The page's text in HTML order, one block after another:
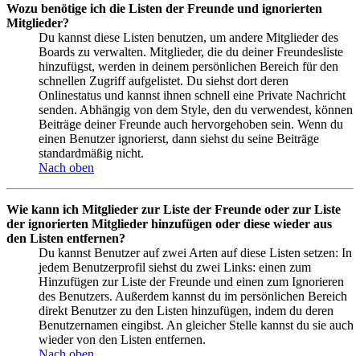
Wozu benötige ich die Listen der Freunde und ignorierten
Mitglieder?
Du kannst diese Listen benutzen, um andere Mitglieder des
Boards zu verwalten. Mitglieder, die du deiner Freundesliste
hinzufügst, werden in deinem persönlichen Bereich für den
schnellen Zugriff aufgelistet. Du siehst dort deren
Onlinestatus und kannst ihnen schnell eine Private Nachricht
senden. Abhängig von dem Style, den du verwendest, können
Beiträge deiner Freunde auch hervorgehoben sein. Wenn du
einen Benutzer ignorierst, dann siehst du seine Beiträge
standardmäßig nicht.
Nach oben
Wie kann ich Mitglieder zur Liste der Freunde oder zur Liste
der ignorierten Mitglieder hinzufügen oder diese wieder aus
den Listen entfernen?
Du kannst Benutzer auf zwei Arten auf diese Listen setzen: In
jedem Benutzerprofil siehst du zwei Links: einen zum
Hinzufügen zur Liste der Freunde und einen zum Ignorieren
des Benutzers. Außerdem kannst du im persönlichen Bereich
direkt Benutzer zu den Listen hinzufügen, indem du deren
Benutzernamen eingibst. An gleicher Stelle kannst du sie auch
wieder von den Listen entfernen.